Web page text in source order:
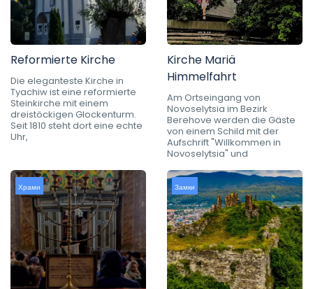
Reformierte Kirche
Die eleganteste Kirche in
Tyachiw ist eine reformierte
Steinkirche mit einem
dreistöckigen Glockenturm.
Seit 1810 steht dort eine echte
Uhr,
Kirche Mariä
Himmelfahrt
Am Ortseingang von
Novoselytsia im Bezirk
Berehove werden die Gäste
von einem Schild mit der
Aufschrift "Willkommen in
Novoselytsia" und
Храми Замки